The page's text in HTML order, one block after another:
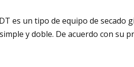
es un tipo de equipo de secado
y doble. De acuerdo con su